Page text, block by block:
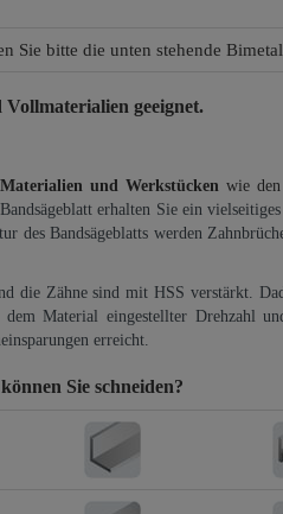
Sie bitte die unten stehende
geeignet.
und Werkstücken wie
erhalten Sie ein
des Bandsägeblatts werden
die Zähne sind mit HSS verstärkt.
Material eingestellter Drehzahl
erreicht.
Sie schneiden?